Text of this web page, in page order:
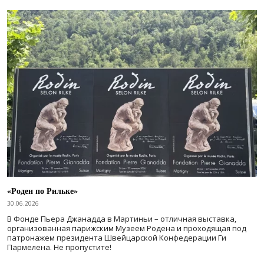
«Роден по Рильке»
30.06.2026
В Фонде Пьера Джанадда в Мартиньи – отличная выставка,
организованная парижским Музеем Родена и проходящая под
патронажем президента Швейцарской Конфедерации Ги
Пармелена. Не пропустите!